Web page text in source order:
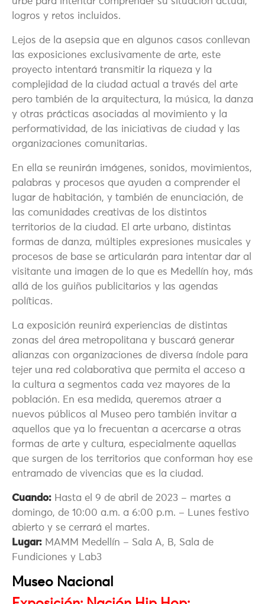
logros y retos incluidos.
Lejos de la asepsia que en algunos casos conllevan
las exposiciones exclusivamente de arte, este
proyecto intentará transmitir la riqueza y la
complejidad de la ciudad actual a través del arte
pero también de la arquitectura, la música, la danza
y otras prácticas asociadas al movimiento y la
performatividad, de las iniciativas de ciudad y las
organizaciones comunitarias.
En ella se reunirán imágenes, sonidos, movimientos,
palabras y procesos que ayuden a comprender el
lugar de habitación, y también de enunciación, de
las comunidades creativas de los distintos
territorios de la ciudad. El arte urbano, distintas
formas de danza, múltiples expresiones musicales y
procesos de base se articularán para intentar dar al
visitante una imagen de lo que es Medellín hoy, más
allá de los guiños publicitarios y las agendas
políticas.
La exposición reunirá experiencias de distintas
zonas del área metropolitana y buscará generar
alianzas con organizaciones de diversa índole para
tejer una red colaborativa que permita el acceso a
la cultura a segmentos cada vez mayores de la
población. En esa medida, queremos atraer a
nuevos públicos al Museo pero también invitar a
aquellos que ya lo frecuentan a acercarse a otras
formas de arte y cultura, especialmente aquellas
que surgen de los territorios que conforman hoy ese
entramado de vivencias que es la ciudad.
Cuando: Hasta el 9 de abril de 2023 – martes a
domingo, de 10:00 a.m. a 6:00 p.m. – Lunes festivo
abierto y se cerrará el martes.
Lugar: MAMM Medellín – Sala A, B, Sala de
Fundiciones y Lab3
Museo Nacional